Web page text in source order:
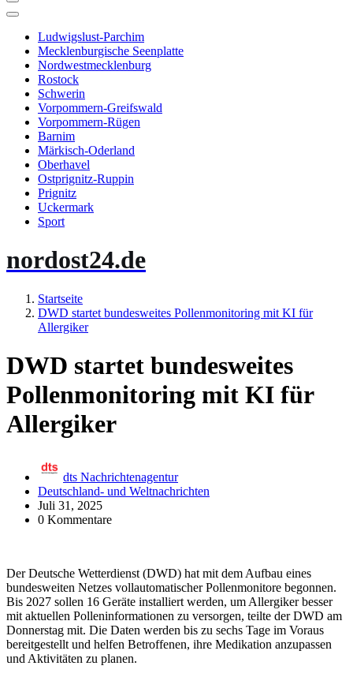
Ludwigslust-Parchim
Mecklenburgische Seenplatte
Nordwestmecklenburg
Rostock
Schwerin
Vorpommern-Greifswald
Vorpommern-Rügen
Barnim
Märkisch-Oderland
Oberhavel
Ostprignitz-Ruppin
Prignitz
Uckermark
Sport
nordost24.de
Startseite
DWD startet bundesweites Pollenmonitoring mit KI für
Allergiker
DWD startet bundesweites
Pollenmonitoring mit KI für
Allergiker
dts Nachrichtenagentur
Deutschland- und Weltnachrichten
Juli 31, 2025
0 Kommentare
Der Deutsche Wetterdienst (DWD) hat mit dem Aufbau eines
bundesweiten Netzes vollautomatischer Pollenmonitore begonnen.
Bis 2027 sollen 16 Geräte installiert werden, um Allergiker besser
mit aktuellen Polleninformationen zu versorgen, teilte der DWD am
Donnerstag mit. Die Daten werden bis zu sechs Tage im Voraus
bereitgestellt und helfen Betroffenen, ihre Medikation anzupassen
und Aktivitäten zu planen.